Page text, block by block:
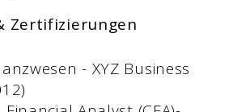
Zertifizierungen
- XYZ Business